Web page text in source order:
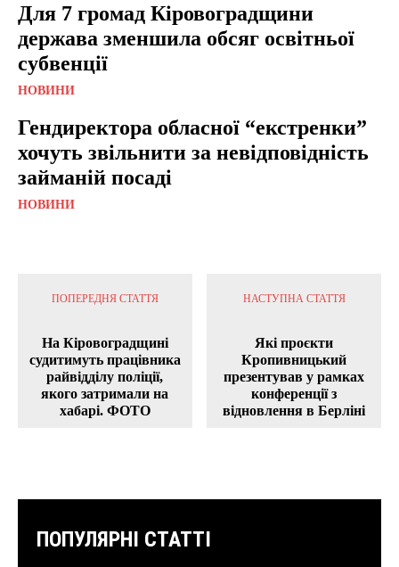
Для 7 громад Кіровоградщини
держава зменшила обсяг освітньої
субвенції
НОВИНИ
Гендиректора обласної “екстренки”
хочуть звільнити за невідповідність
займаній посаді
НОВИНИ
ПОПЕРЕДНЯ СТАТТЯ
На Кіровоградщині
судитимуть працівника
райвідділу поліції,
якого затримали на
хабарі. ФОТО
НАСТУПНА СТАТТЯ
Які проєкти
Кропивницький
презентував у рамках
конференції з
відновлення в Берліні
ПОПУЛЯРНІ СТАТТІ